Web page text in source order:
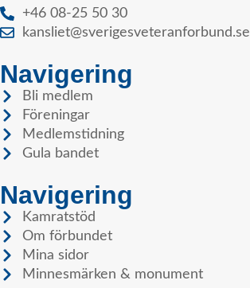
+46 08-25 50 30
kansliet@sverigesveteranforbund.se
Navigering
Bli medlem
Föreningar
Medlemstidning
Gula bandet
Navigering
Kamratstöd
Om förbundet
Mina sidor
Minnesmärken & monument